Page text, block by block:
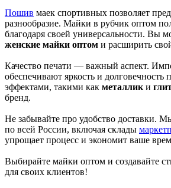
Пошив маек спортивных позволяет
разнообразие. Майки в рубчик оптом
благодаря своей универсальности. Вы
женские майки оптом и расширить
Качество печати — важный аспект.
обеспечивают яркость и
эффектами, такими как металлик и
бренд.
Не забывайте про удобство доставки.
по всей России, включая склады
упрощает процесс и экономит ваше
Выбирайте майки оптом и создавайте
для своих клиентов!